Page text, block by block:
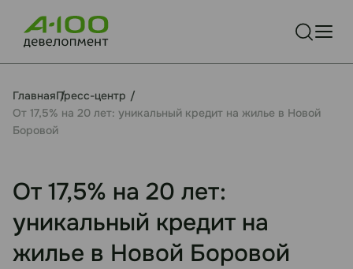
ГлавнаяПресс-центр
От 17,5% на 20 лет: уникальный кредит на жилье в Новой
Боровой
От 17,5% на 20 лет:
уникальный кредит на
жилье в Новой Боровой